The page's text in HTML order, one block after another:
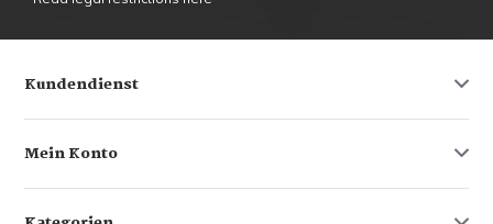
Kundendienst
Mein Konto